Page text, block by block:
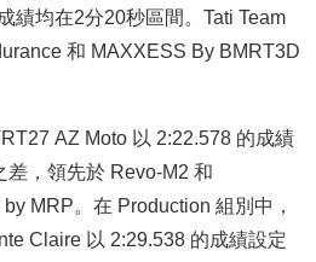
績均在2分20秒區間。Tati Team
和 MAXXESS By BMRT3D
AZ Moto 以 2:22.578 的成績
，領先於 Revo-M2 和
MRP。在 Production 組別中，
Claire 以 2:29.538 的成績設定